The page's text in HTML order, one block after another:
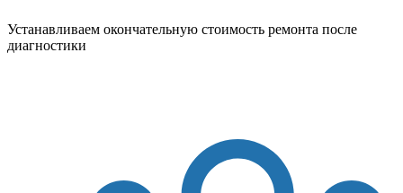
Устанавливаем окончательную стоимость ремонта после
диагностики